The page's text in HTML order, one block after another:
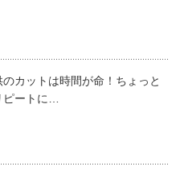
とって服装は大事。
分以上決まると言われてい
装がダサいとお客様が指名
のが、ワイドパンツを使っ
カバーです。
っているワイドパンツは、
ので、神アイテムと言える
カットは時間が命！ちょっと
ピートに…